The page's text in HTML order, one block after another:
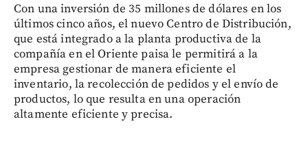
Con una inversión de 35 millones de dólares en los
últimos cinco años, el nuevo Centro de Distribución,
que está integrado a la planta productiva de la
compañía en el Oriente paisa le permitirá a la
empresa gestionar de manera eficiente el
inventario, la recolección de pedidos y el envío de
productos, lo que resulta en una operación
altamente eficiente y precisa.